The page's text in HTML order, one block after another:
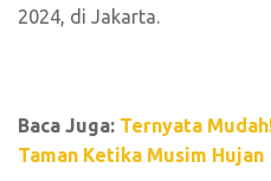
2024, di Jakarta.
Baca Juga: Ternyata
Taman Ketika Musim Hujan